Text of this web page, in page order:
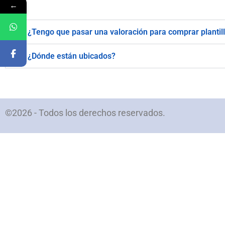
¿Tengo que pasar una valoración para comprar
¿Dónde están ubicados?
©2026 - Todos los derechos reservados.
←